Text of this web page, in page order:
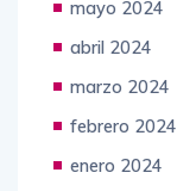
mayo 2024
abril 2024
marzo 2024
febrero 2024
enero 2024